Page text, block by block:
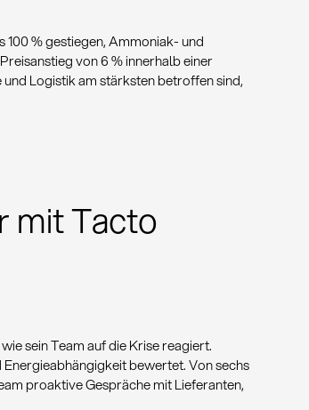
100 % gestiegen, Ammoniak- und
von 6 % innerhalb einer
Logistik am stärksten betroffen sind,
mit Tacto
sein Team auf die Krise reagiert.
bewertet. Von sechs
proaktive Gespräche mit Lieferanten,